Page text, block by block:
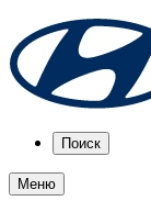
Поиск
Меню